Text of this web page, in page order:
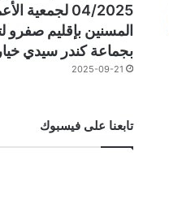
04/2025
المسنين بإقليم صفرو
بجماعة كندر سيدي خيار
2025-09-21
تابعنا على فيسبوك